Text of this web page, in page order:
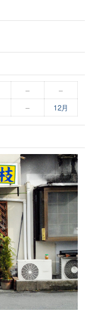
–
–
– 12月